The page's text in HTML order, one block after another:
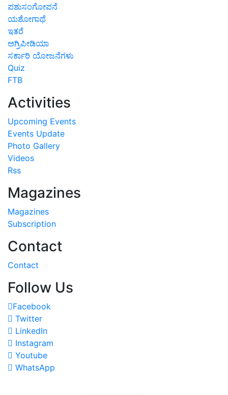
ಪಶುಸಂಗೋಪನೆ
ಯಶೋಗಾಥೆ
ಇತರೆ
ಅಗ್ರಿಪೀಡಿಯಾ
ಸರ್ಕಾರಿ ಯೋಜನೆಗಳು
Quiz
FTB
Activities
Upcoming Events
Events Update
Photo Gallery
Videos
Rss
Magazines
Magazines
Subscription
Contact
Contact
Follow Us
Facebook
Twitter
LinkedIn
Instagram
Youtube
WhatsApp